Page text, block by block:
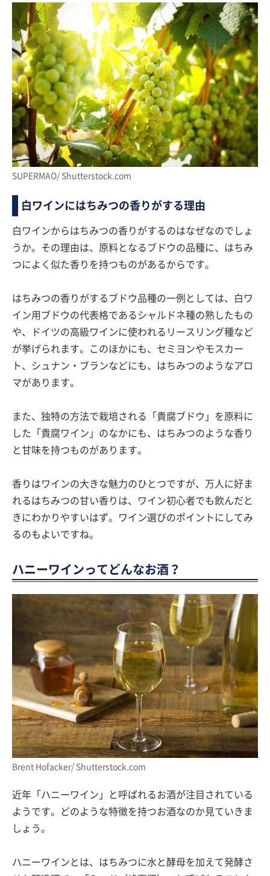
SUPERMAO/ Shutterstock.com
白ワインにはちみつの香りがする理由
白ワインからはちみつの香りがするのはなぜなのでしょ
うか。その理由は、原料となるブドウの品種に、はちみ
つによく似た香りを持つものがあるからです。
はちみつの香りがするブドウ品種の一例としては、白ワ
イン用ブドウの代表格であるシャルドネ種の熟したもの
や、ドイツの高級ワインに使われるリースリング種など
が挙げられます。このほかにも、セミヨンやモスカー
ト、シュナン・ブランなどにも、はちみつのようなアロ
マがあります。
また、独特の方法で栽培される「貴腐ブドウ」を原料に
した「貴腐ワイン」のなかにも、はちみつのような香り
と甘味を持つものがあります。
香りはワインの大きな魅力のひとつですが、万人に好ま
れるはちみつの甘い香りは、ワイン初心者でも飲んだと
きにわかりやすいはず。ワイン選びのポイントにしてみ
るのもよいですね。
ハニーワインってどんなお酒？
Brent Hofacker/ Shutterstock.com
近年「ハニーワイン」と呼ばれるお酒が注目されている
ようです。どのような特徴を持つお酒なのか見ていきま
しょう。
ハニーワインとは、はちみつに水と酵母を加えて発酵さ